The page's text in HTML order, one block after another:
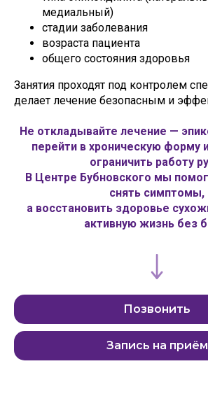
медиальный)
стадии заболевания
возраста пациента
общего состояния здоровья
Занятия проходят под контролем
делает лечение безопасным и
Не откладывайте лечение —
перейти в хроническую форму
ограничить работу
В Центре Бубновского мы
снять симптомы,
а восстановить здоровье
активную жизнь без
Позвонить
Запись на приём